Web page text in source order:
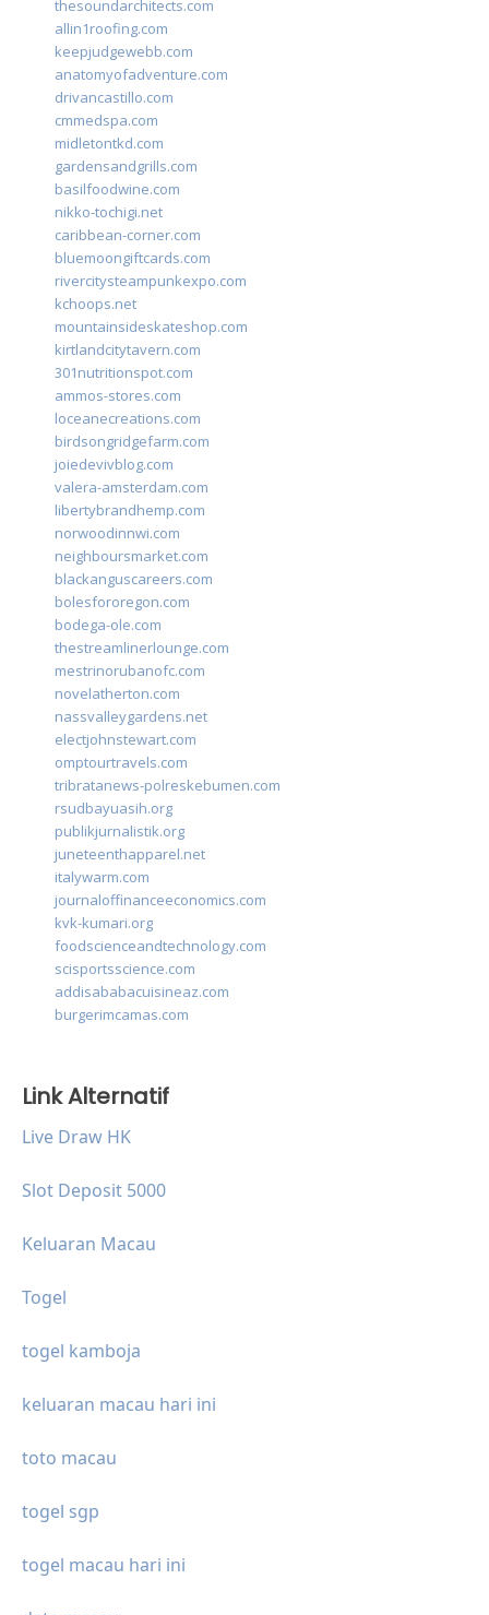
thesoundarchitects.com
allin1roofing.com
keepjudgewebb.com
anatomyofadventure.com
drivancastillo.com
cmmedspa.com
midletontkd.com
gardensandgrills.com
basilfoodwine.com
nikko-tochigi.net
caribbean-corner.com
bluemoongiftcards.com
rivercitysteampunkexpo.com
kchoops.net
mountainsideskateshop.com
kirtlandcitytavern.com
301nutritionspot.com
ammos-stores.com
loceanecreations.com
birdsongridgefarm.com
joiedevivblog.com
valera-amsterdam.com
libertybrandhemp.com
norwoodinnwi.com
neighboursmarket.com
blackanguscareers.com
bolesfororegon.com
bodega-ole.com
thestreamlinerlounge.com
mestrinorubanofc.com
novelatherton.com
nassvalleygardens.net
electjohnstewart.com
omptourtravels.com
tribratanews-polreskebumen.com
rsudbayuasih.org
publikjurnalistik.org
juneteenthapparel.net
italywarm.com
journaloffinanceeconomics.com
kvk-kumari.org
foodscienceandtechnology.com
scisportsscience.com
addisababacuisineaz.com
burgerimcamas.com
Link Alternatif
Live Draw HK
Slot Deposit 5000
Keluaran Macau
Togel
togel kamboja
keluaran macau hari ini
toto macau
togel sgp
togel macau hari ini